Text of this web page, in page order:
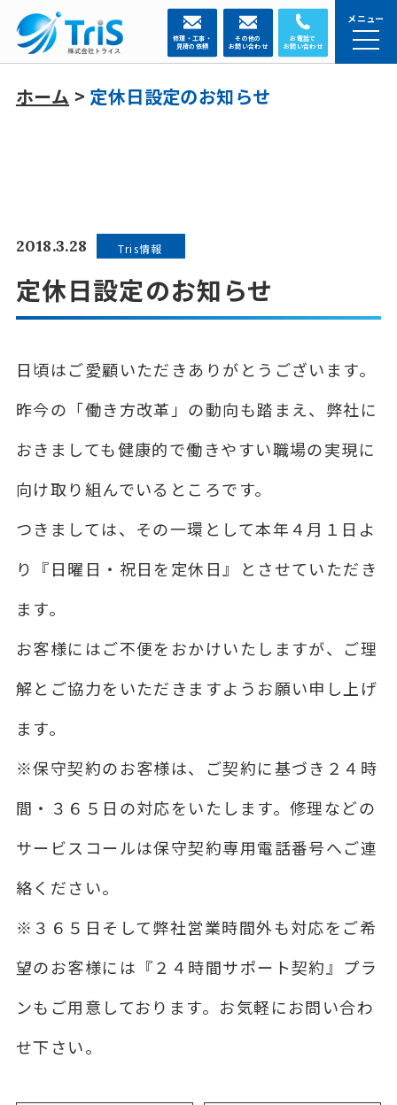
修理・工事・
見積の依頼
その他の
お問い合わせ
お電話で
お問い合わせ
メニュー
ホーム > 定休日設定のお知らせ
2018.3.28 Tris情報
定休日設定のお知らせ
日頃はご愛顧いただきありがとうございます。
昨今の「働き方改革」の動向も踏まえ、弊社に
おきましても健康的で働きやすい職場の実現に
向け取り組んでいるところです。
つきましては、その一環として本年４月１日よ
り『日曜日・祝日を定休日』とさせていただき
ます。
お客様にはご不便をおかけいたしますが、ご理
解とご協力をいただきますようお願い申し上げ
ます。
※保守契約のお客様は、ご契約に基づき２４時
間・３６５日の対応をいたします。修理などの
サービスコールは保守契約専用電話番号へご連
絡ください。
※３６５日そして弊社営業時間外も対応をご希
望のお客様には『２４時間サポート契約』プラ
ンもご用意しております。お気軽にお問い合わ
せ下さい。